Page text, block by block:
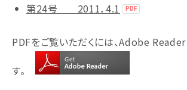
第24号 2011．4.1
PDFをご覧いただくには、Adobe Reader
す。